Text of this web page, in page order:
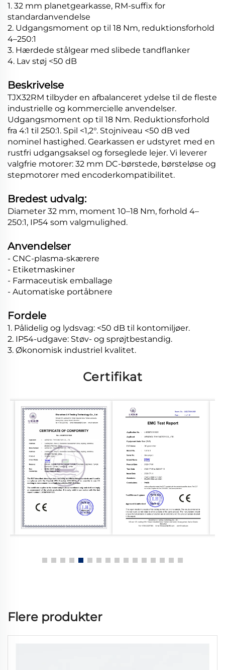
1. 32 mm planetgearkasse, RM-suffix for
standardanvendelse
2. Udgangsmoment op til 18 Nm, reduktionsforhold
4–250:1
3. Hærdede stålgear med slibede tandflanker
4. Lav støj <50 dB
Beskrivelse
TJX32RM tilbyder en afbalanceret ydelse til de fleste
industrielle og kommercielle anvendelser.
Udgangsmoment op til 18 Nm. Reduktionsforhold
fra 4:1 til 250:1. Spil <1,2°. Stojniveau <50 dB ved
nominel hastighed. Gearkassen er udstyret med en
rustfri udgangsaksel og forseglede lejer. Vi leverer
valgfrie motorer: 32 mm DC-børstede, børsteløse og
stepmotorer med encoderkompatibilitet.
Bredest udvalg:
Diameter 32 mm, moment 10–18 Nm, forhold 4–
250:1, IP54 som valgmulighed.
Anvendelser
- CNC-plasma-skærere
- Etiketmaskiner
- Farmaceutisk emballage
- Automatiske portåbnere
Fordele
1. Pålidelig og lydsvag: <50 dB til kontomiljøer.
2. IP54-udgave: Støv- og sprøjtbestandig.
3. Økonomisk industriel kvalitet.
Certifikat
Flere produkter